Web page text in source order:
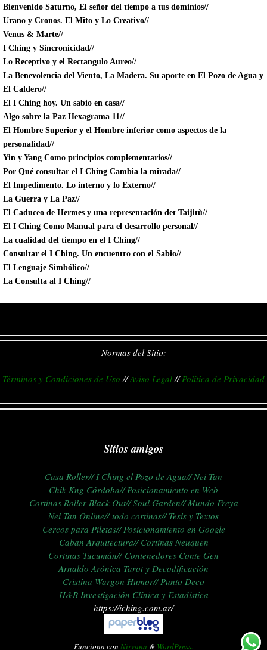
Bienvenido Saturno, El señor del tiempo a tus dominios//
Urano y Cronos. El Mito y Lo Creativo//
Venus & Marte//
I Ching y Sincronicidad//
Lo Receptivo y el Rectangulo Aureo//
La Benevolencia del Viento, La Madera. Su aporte en El Pozo de Agua y
El Caldero//
El I Ching hoy. Un sabio en casa//
Algo sobre la Paz Hexagrama 11//
El Hombre Superior y el Hombre inferior como aspectos de la
personalidad//
Yin y Yang Como principios complementarios//
Por Qué consultar el I Ching Cambia la mirada//
El Impedimento. Lo interno y lo Externo//
La Guerra y La Paz//
El Caduceo de Hermes y una representación det Taijitù//
El I Ching Como Manual para el desarrollo personal//
La cualidad del tiempo en el I Ching//
Consultar el I Ching. Un encuentro con el Sabio//
El Lenguaje Simbólico//
La Consulta al I Ching//
Normas del Sitio:
Términos y Condiciones de Uso //Aviso Legal//Política de Privacidad
Sitios amigos
Casa Roller// I Ching el Pozo de Agua// Nei Tan
Chik Kng Córdoba// Posicionamiento en Web
Cortinas Roller Black Out// Soul Garden// Mundo Freya
Nei Tan Online// todo cortinas// Tesis y Textos
Cercos para Piletas// Posicionamiento en Google
Caban Arquitectura//Cortinas Neuquen
Cortinas Tucumán// Contenedores Conte Gen
Arnaldo Arónica Tarot y Decodificación
Cristina Wargon Humor// Punto Deco
H&B Investigación Clínica y Estadística
https://iching.com.ar/
Funciona con Nirvana & WordPress.